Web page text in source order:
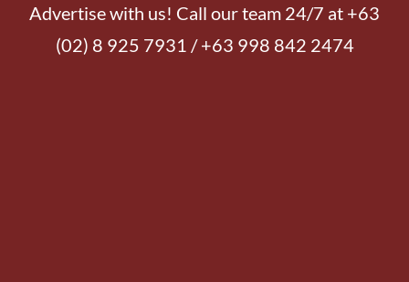
Advertise with us! Call our team 24/7 at +63
(02) 8 925 7931 / +63 998 842 2474